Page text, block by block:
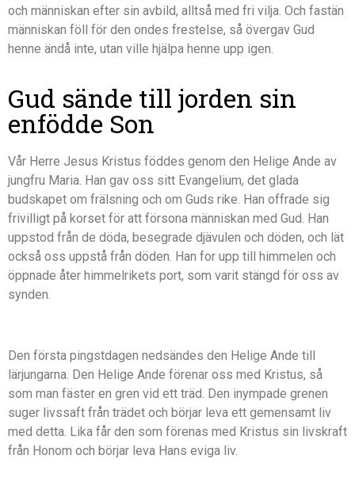
och människan efter sin avbild, alltså med fri vilja. Och fastän
människan föll för den ondes frestelse, så övergav Gud
henne ändå inte, utan ville hjälpa henne upp igen.
Gud sände till jorden sin
enfödde Son
Vår Herre Jesus Kristus föddes genom den Helige Ande av
jungfru Maria. Han gav oss sitt Evangelium, det glada
budskapet om frälsning och om Guds rike. Han offrade sig
frivilligt på korset för att försona människan med Gud. Han
uppstod från de döda, besegrade djävulen och döden, och lät
också oss uppstå från döden. Han for upp till himmelen och
öppnade åter himmelrikets port, som varit stängd för oss av
synden.
Den första pingstdagen nedsändes den Helige Ande till
lärjungarna. Den Helige Ande förenar oss med Kristus, så
som man fäster en gren vid ett träd. Den inympade grenen
suger livssaft från trädet och börjar leva ett gemensamt liv
med detta. Lika får den som förenas med Kristus sin livskraft
från Honom och börjar leva Hans eviga liv.